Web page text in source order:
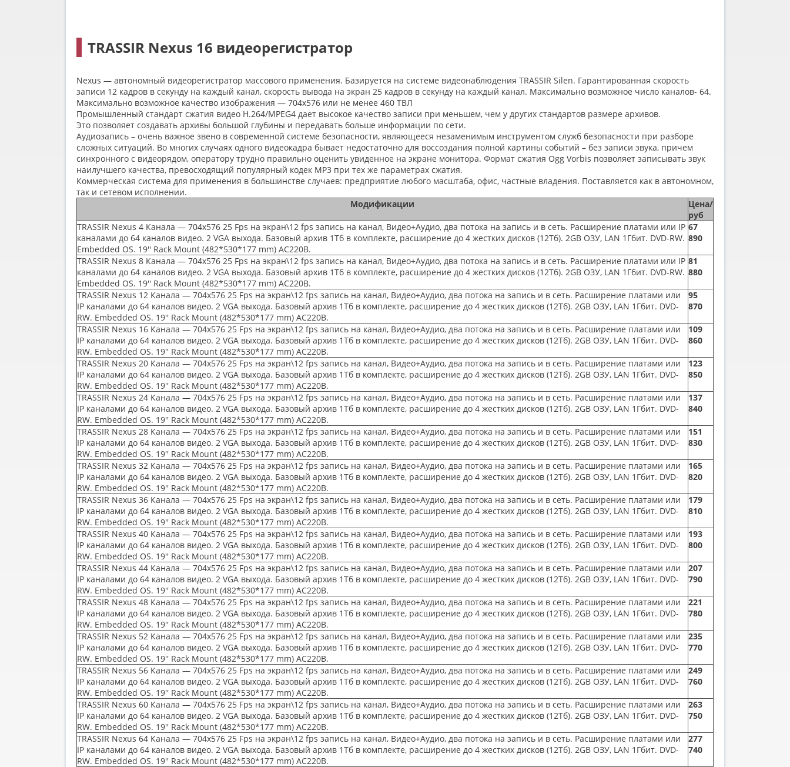
TRASSIR Nexus 16 видеорегистратор
Nexus — автономный видеорегистратор массового применения. Базируется на системе видеонаблюдения TRASSIR Silen. Гарантированная скорость
записи 12 кадров в секунду на каждый канал, скорость вывода на экран 25 кадров в секунду на каждый канал. Максимально возможное число каналов- 64.
Максимально возможное качество изображения — 704x576 или не менее 460 ТВЛ
Промышленный стандарт сжатия видео H.264/MPEG4 дает высокое качество записи при меньшем, чем у других стандартов размере архивов.
Это позволяет создавать архивы большой глубины и передавать больше информации по сети.
Аудиозапись – очень важное звено в современной системе безопасности, являющееся незаменимым инструментом служб безопасности при разборе
сложных ситуаций. Во многих случаях одного видеокадра бывает недостаточно для воссоздания полной картины событий – без записи звука, причем
синхронного с видеорядом, оператору трудно правильно оценить увиденное на экране монитора. Формат сжатия Ogg Vorbis позволяет записывать звук
наилучшего качества, превосходящий популярный кодек MP3 при тех же параметрах сжатия.
Коммерческая система для применения в большинстве случаев: предприятие любого масштаба, офис, частные владения. Поставляется как в автономном,
так и сетевом исполнении.
Модификации
Цена/
руб
TRASSIR Nexus 4 Канала — 704x576 25 Fps на экран\12 fps запись на канал, Видео+Аудио, два потока на запись и в сеть. Расширение платами или IP
каналами до 64 каналов видео. 2 VGA выхода. Базовый архив 1Тб в комплекте, расширение до 4 жестких дисков (12Тб). 2GB ОЗУ, LAN 1Гбит. DVD-RW.
Embedded OS. 19'' Rack Mount (482*530*177 mm) AC220B.
67
890
TRASSIR Nexus 8 Канала — 704x576 25 Fps на экран\12 fps запись на канал, Видео+Аудио, два потока на запись и в сеть. Расширение платами или IP
каналами до 64 каналов видео. 2 VGA выхода. Базовый архив 1Тб в комплекте, расширение до 4 жестких дисков (12Тб). 2GB ОЗУ, LAN 1Гбит. DVD-RW.
Embedded OS. 19'' Rack Mount (482*530*177 mm) AC220B.
81
880
TRASSIR Nexus 12 Канала — 704x576 25 Fps на экран\12 fps запись на канал, Видео+Аудио, два потока на запись и в сеть. Расширение платами или
IP каналами до 64 каналов видео. 2 VGA выхода. Базовый архив 1Тб в комплекте, расширение до 4 жестких дисков (12Тб). 2GB ОЗУ, LAN 1Гбит. DVD-
RW. Embedded OS. 19'' Rack Mount (482*530*177 mm) AC220B.
95
870
TRASSIR Nexus 16 Канала — 704x576 25 Fps на экран\12 fps запись на канал, Видео+Аудио, два потока на запись и в сеть. Расширение платами или
IP каналами до 64 каналов видео. 2 VGA выхода. Базовый архив 1Тб в комплекте, расширение до 4 жестких дисков (12Тб). 2GB ОЗУ, LAN 1Гбит. DVD-
RW. Embedded OS. 19'' Rack Mount (482*530*177 mm) AC220B.
109
860
TRASSIR Nexus 20 Канала — 704x576 25 Fps на экран\12 fps запись на канал, Видео+Аудио, два потока на запись и в сеть. Расширение платами или
IP каналами до 64 каналов видео. 2 VGA выхода. Базовый архив 1Тб в комплекте, расширение до 4 жестких дисков (12Тб). 2GB ОЗУ, LAN 1Гбит. DVD-
RW. Embedded OS. 19'' Rack Mount (482*530*177 mm) AC220B.
123
850
TRASSIR Nexus 24 Канала — 704x576 25 Fps на экран\12 fps запись на канал, Видео+Аудио, два потока на запись и в сеть. Расширение платами или
IP каналами до 64 каналов видео. 2 VGA выхода. Базовый архив 1Тб в комплекте, расширение до 4 жестких дисков (12Тб). 2GB ОЗУ, LAN 1Гбит. DVD-
RW. Embedded OS. 19'' Rack Mount (482*530*177 mm) AC220B.
137
840
TRASSIR Nexus 28 Канала — 704x576 25 Fps на экран\12 fps запись на канал, Видео+Аудио, два потока на запись и в сеть. Расширение платами или
IP каналами до 64 каналов видео. 2 VGA выхода. Базовый архив 1Тб в комплекте, расширение до 4 жестких дисков (12Тб). 2GB ОЗУ, LAN 1Гбит. DVD-
RW. Embedded OS. 19'' Rack Mount (482*530*177 mm) AC220B.
151
830
TRASSIR Nexus 32 Канала — 704x576 25 Fps на экран\12 fps запись на канал, Видео+Аудио, два потока на запись и в сеть. Расширение платами или
IP каналами до 64 каналов видео. 2 VGA выхода. Базовый архив 1Тб в комплекте, расширение до 4 жестких дисков (12Тб). 2GB ОЗУ, LAN 1Гбит. DVD-
RW. Embedded OS. 19'' Rack Mount (482*530*177 mm) AC220B.
165
820
TRASSIR Nexus 36 Канала — 704x576 25 Fps на экран\12 fps запись на канал, Видео+Аудио, два потока на запись и в сеть. Расширение платами или
IP каналами до 64 каналов видео. 2 VGA выхода. Базовый архив 1Тб в комплекте, расширение до 4 жестких дисков (12Тб). 2GB ОЗУ, LAN 1Гбит. DVD-
RW. Embedded OS. 19'' Rack Mount (482*530*177 mm) AC220B.
179
810
TRASSIR Nexus 40 Канала — 704x576 25 Fps на экран\12 fps запись на канал, Видео+Аудио, два потока на запись и в сеть. Расширение платами или
IP каналами до 64 каналов видео. 2 VGA выхода. Базовый архив 1Тб в комплекте, расширение до 4 жестких дисков (12Тб). 2GB ОЗУ, LAN 1Гбит. DVD-
RW. Embedded OS. 19'' Rack Mount (482*530*177 mm) AC220B.
193
800
TRASSIR Nexus 44 Канала — 704x576 25 Fps на экран\12 fps запись на канал, Видео+Аудио, два потока на запись и в сеть. Расширение платами или
IP каналами до 64 каналов видео. 2 VGA выхода. Базовый архив 1Тб в комплекте, расширение до 4 жестких дисков (12Тб). 2GB ОЗУ, LAN 1Гбит. DVD-
RW. Embedded OS. 19'' Rack Mount (482*530*177 mm) AC220B.
207
790
TRASSIR Nexus 48 Канала — 704x576 25 Fps на экран\12 fps запись на канал, Видео+Аудио, два потока на запись и в сеть. Расширение платами или
IP каналами до 64 каналов видео. 2 VGA выхода. Базовый архив 1Тб в комплекте, расширение до 4 жестких дисков (12Тб). 2GB ОЗУ, LAN 1Гбит. DVD-
RW. Embedded OS. 19'' Rack Mount (482*530*177 mm) AC220B.
221
780
TRASSIR Nexus 52 Канала — 704x576 25 Fps на экран\12 fps запись на канал, Видео+Аудио, два потока на запись и в сеть. Расширение платами или
IP каналами до 64 каналов видео. 2 VGA выхода. Базовый архив 1Тб в комплекте, расширение до 4 жестких дисков (12Тб). 2GB ОЗУ, LAN 1Гбит. DVD-
RW. Embedded OS. 19'' Rack Mount (482*530*177 mm) AC220B.
235
770
TRASSIR Nexus 56 Канала — 704x576 25 Fps на экран\12 fps запись на канал, Видео+Аудио, два потока на запись и в сеть. Расширение платами или
IP каналами до 64 каналов видео. 2 VGA выхода. Базовый архив 1Тб в комплекте, расширение до 4 жестких дисков (12Тб). 2GB ОЗУ, LAN 1Гбит. DVD-
RW. Embedded OS. 19'' Rack Mount (482*530*177 mm) AC220B.
249
760
TRASSIR Nexus 60 Канала — 704x576 25 Fps на экран\12 fps запись на канал, Видео+Аудио, два потока на запись и в сеть. Расширение платами или
IP каналами до 64 каналов видео. 2 VGA выхода. Базовый архив 1Тб в комплекте, расширение до 4 жестких дисков (12Тб). 2GB ОЗУ, LAN 1Гбит. DVD-
RW. Embedded OS. 19'' Rack Mount (482*530*177 mm) AC220B.
263
750
TRASSIR Nexus 64 Канала — 704x576 25 Fps на экран\12 fps запись на канал, Видео+Аудио, два потока на запись и в сеть. Расширение платами или
IP каналами до 64 каналов видео. 2 VGA выхода. Базовый архив 1Тб в комплекте, расширение до 4 жестких дисков (12Тб). 2GB ОЗУ, LAN 1Гбит. DVD-
RW. Embedded OS. 19'' Rack Mount (482*530*177 mm) AC220B.
277
740